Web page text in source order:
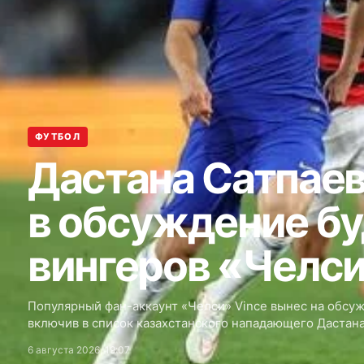
ФУТБОЛ
Дастана
в обсуждение
вингеров
Популярный фан-аккаунт «Челси» Vince вынес на
включив в список казахстанского нападающего
6 августа 2026, 19:07